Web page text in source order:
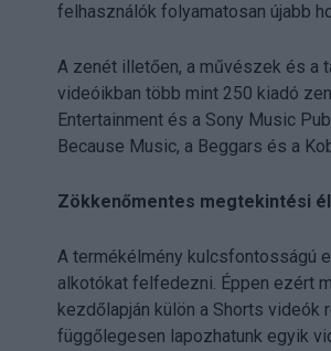
felhasználók folyamatosan újabb
A zenét illetően, a művészek és a
videóikban több mint 250 kiadó
Entertainment és a Sony Music
Because Music, a Beggars és a
Zökkenőmentes megtekintési
A termékélmény kulcsfontosságú
alkotókat felfedezni. Éppen ezért
kezdőlapján külön a Shorts
függőlegesen lapozhatunk egyik